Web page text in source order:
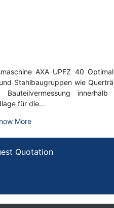
AXA UPFZ 40
Stahlbaugruppen wie
Bauteilvermessung innerhalb
für die…
More
Quotation